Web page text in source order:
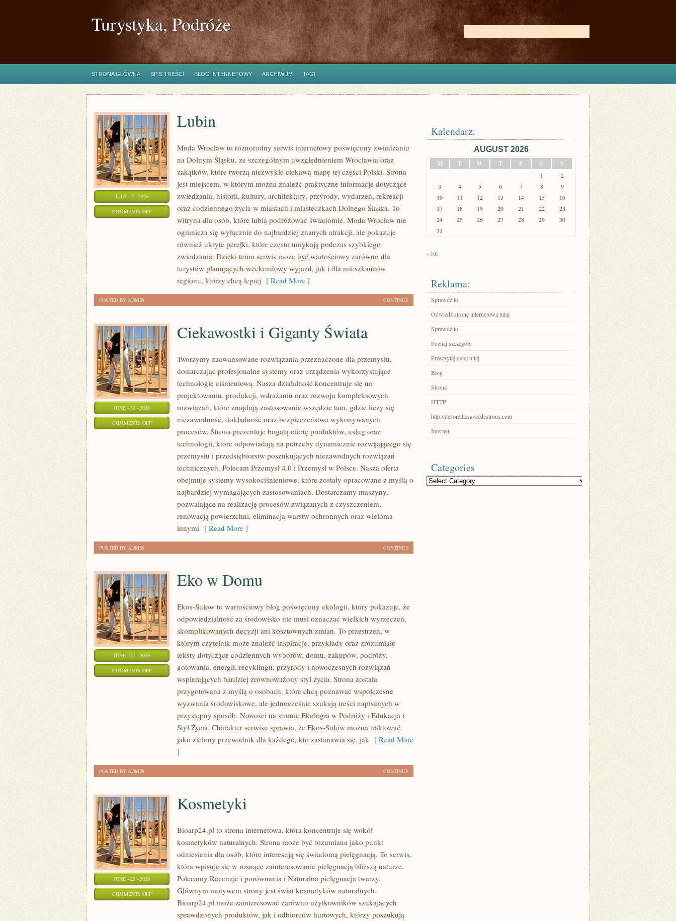
Turystyka, Podróże
STRONA GŁÓWNA SPIS TREŚCI BLOG INTERNETOWY ARCHIWUM TAGI
JULY - 2 - 2026
COMMENTS OFFON
Lubin
Moda Wrocław to różnorodny serwis internetowy poświęcony zwiedzaniu
na Dolnym Śląsku, ze szczególnym uwzględnieniem Wrocławia oraz
zakątków, które tworzą niezwykle ciekawą mapę tej części Polski. Strona
jest miejscem, w którym można znaleźć praktyczne informacje dotyczące
zwiedzania, historii, kultury, architektury, przyrody, wydarzeń, rekreacji
oraz codziennego życia w miastach i miasteczkach Dolnego Śląska. To
witryna dla osób, które lubią podróżować świadomie. Moda Wrocław nie
ogranicza się wyłącznie do najbardziej znanych atrakcji, ale pokazuje
również ukryte perełki, które często umykają podczas szybkiego
zwiedzania. Dzięki temu serwis może być wartościowy zarówno dla
turystów planujących weekendowy wyjazd, jak i dla mieszkańców
regionu, którzy chcą lepiej [ Read More ]
CONTINUE
POSTED BY ADMIN
JUNE - 30 - 2026
COMMENTS OFFON
CIEKAWOSTKI
Ciekawostki i Giganty Świata
Tworzymy zaawansowane rozwiązania przeznaczone dla przemysłu,
dostarczając profesjonalne systemy oraz urządzenia wykorzystujące
technologię ciśnieniową. Nasza działalność koncentruje się na
projektowaniu, produkcji, wdrażaniu oraz rozwoju kompleksowych
rozwiązań, które znajdują zastosowanie wszędzie tam, gdzie liczy się
niezawodność, dokładność oraz bezpieczeństwo wykonywanych
procesów. Strona prezentuje bogatą ofertę produktów, usług oraz
technologii, które odpowiadają na potrzeby dynamicznie rozwijającego się
przemysłu i przedsiębiorstw poszukujących niezawodnych rozwiązań
technicznych. Polecam Przemysł 4.0 i Przemysł w Polsce. Nasza oferta
obejmuje systemy wysokociśnieniowe, które zostały opracowane z myślą o
najbardziej wymagających zastosowaniach. Dostarczamy maszyny,
pozwalające na realizację procesów związanych z czyszczeniem,
renowacją powierzchni, eliminacją warstw ochronnych oraz wieloma
innymi [ Read More ]
CONTINUE
POSTED BY ADMIN
JUNE - 27 - 2026
COMMENTS OFFON
Eko w Domu
Ekos-Sułów to wartościowy blog poświęcony ekologii, który pokazuje, że
odpowiedzialność za środowisko nie musi oznaczać wielkich wyrzeczeń,
skomplikowanych decyzji ani kosztownych zmian. To przestrzeń, w
którym czytelnik może znaleźć inspiracje, przykłady oraz zrozumiałe
teksty dotyczące codziennych wyborów, domu, zakupów, podróży,
gotowania, energii, recyklingu, przyrody i nowoczesnych rozwiązań
wspierających bardziej zrównoważony styl życia. Strona została
przygotowana z myślą o osobach, które chcą poznawać współczesne
wyzwania środowiskowe, ale jednocześnie szukają treści napisanych w
przystępny sposób. Nowości na stronie Ekologia w Podróży i Edukacja i
Styl Życia. Charakter serwisu sprawia, że Ekos-Sułów można traktować
jako zielony przewodnik dla każdego, kto zastanawia się, jak [ Read More
]
CONTINUE
POSTED BY ADMIN
JUNE - 20 - 2026
COMMENTS OFFON
KOSMETYKI
Kosmetyki
Bioarp24.pl to strona internetowa, która koncentruje się wokół
kosmetyków naturalnych. Strona może być rozumiana jako punkt
odniesienia dla osób, które interesują się świadomą pielęgnacją. To serwis,
która wpisuje się w rosnące zainteresowanie pielęgnacją bliższą naturze.
Polecamy Recenzje i porównania i Naturalna pielęgnacja twarzy.
Głównym motywem strony jest świat kosmetyków naturalnych.
Bioarp24.pl może zainteresować zarówno użytkowników szukających
sprawdzonych produktów, jak i odbiorców hurtowych, którzy poszukują
Kalendarz:
AUGUST 2026
M
T W T F S S
1
2
3
4 5 6 7 8
9
10
11 12 13 14 15
16
17
18 19 20 21 22
23
24
25 26 27 28 29
30
31
« Jul
Reklama:
Sprawdź to
Odwiedź stronę internetową tutaj
Sprawdź to
Poznaj szczegóły
Przeczytaj dalej tutaj
Blog
Strona
HTTP
http://desoreillesavecdestrous.com
Internet
Categories
Categories